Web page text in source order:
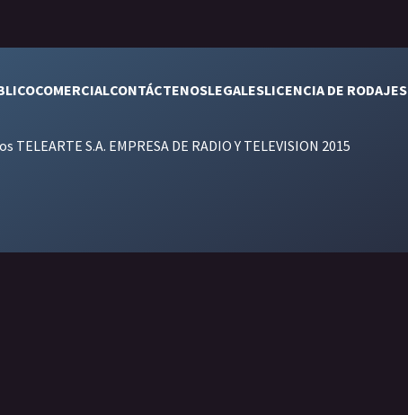
COMERCIALCONTÁCTENOSLEGALESLICENCIA DE RODAJES
TELEARTE S.A. EMPRESA DE RADIO Y TELEVISION 2015